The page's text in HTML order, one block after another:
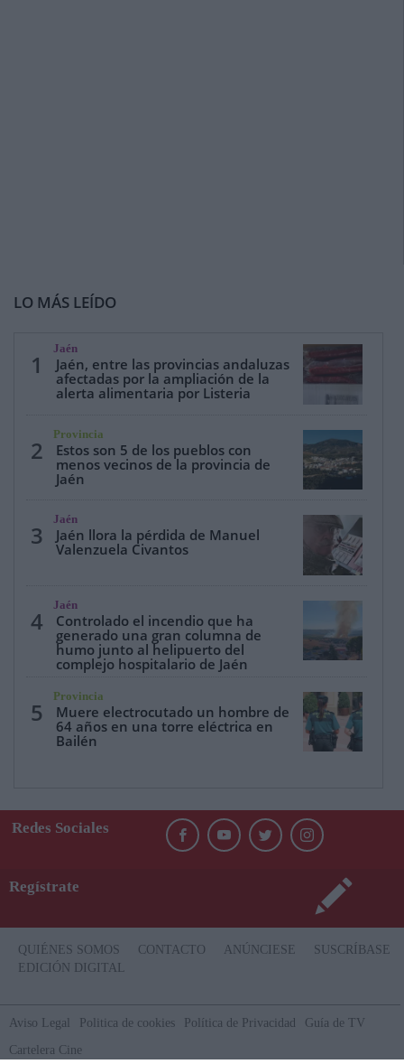
LO MÁS LEÍDO
1
Jaén
Jaén, entre las provincias andaluzas
afectadas por la ampliación de la
alerta alimentaria por Listeria
2
Provincia
Estos son 5 de los pueblos con
menos vecinos de la provincia de
Jaén
3
Jaén
Jaén llora la pérdida de Manuel
Valenzuela Civantos
4
Jaén
Controlado el incendio que ha
generado una gran columna de
humo junto al helipuerto del
complejo hospitalario de Jaén
5
Provincia
Muere electrocutado un hombre de
64 años en una torre eléctrica en
Bailén
Redes Sociales
Regístrate
QUIÉNES SOMOS CONTACTO ANÚNCIESE
SUSCRÍBASE
EDICIÓN DIGITAL
Aviso Legal Politica de cookies Política de Privacidad
Guía de TV
Cartelera Cine